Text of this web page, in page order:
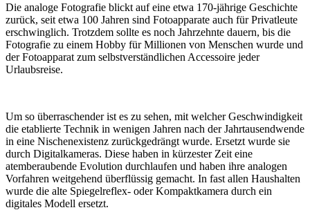
Die analoge Fotografie blickt auf eine etwa 170-jährige Geschichte
zurück, seit etwa 100 Jahren sind Fotoapparate auch für Privatleute
erschwinglich. Trotzdem sollte es noch Jahrzehnte dauern, bis die
Fotografie zu einem Hobby für Millionen von Menschen wurde und
der Fotoapparat zum selbstverständlichen Accessoire jeder
Urlaubsreise.
Um so überraschender ist es zu sehen, mit welcher Geschwindigkeit
die etablierte Technik in wenigen Jahren nach der Jahrtausendwende
in eine Nischenexistenz zurückgedrängt wurde. Ersetzt wurde sie
durch Digitalkameras. Diese haben in kürzester Zeit eine
atemberaubende Evolution durchlaufen und haben ihre analogen
Vorfahren weitgehend überflüssig gemacht. In fast allen Haushalten
wurde die alte Spiegelreflex- oder Kompaktkamera durch ein
digitales Modell ersetzt.